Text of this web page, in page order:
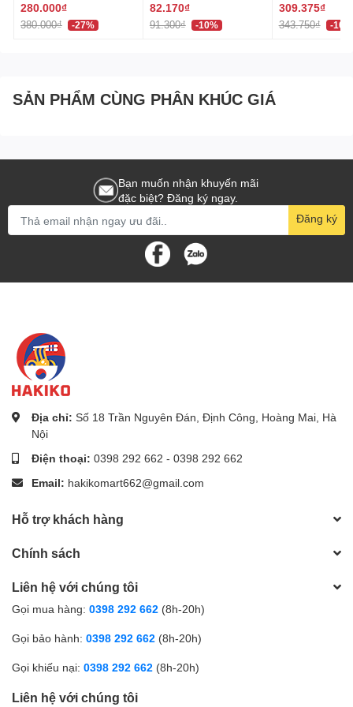
Bảo quản: Rửa sạch sau mỗi lần sử dụng, giữ hộp ở
nhập khẩu từ Nhật Bản
sản phẩm tiện ích, chất lượng cao, phù hợp với mọi nhu
cầu bảo quản thực phẩm và tổ chức không gian trong gia
Hộp Nhựa Nắp Bật Sanada 700ml Nhật Bản không chỉ
cung cấp giải pháp lưu trữ thực phẩm hiệu quả mà còn
chất lượng cao, góp phần nâng cao chất lượng cuộc sống
hàng ngày.
320ml 페브리즈 상쾌한
향
280.000₫
380.000₫ -27%
82.170₫
91.300₫ -10%
(60 Viên)
309.375₫
343.750₫ -10%
SẢN PHẨM CÙNG PHÂN KHÚC GIÁ
Bạn muốn nhận khuyến mãi
đặc biệt? Đăng ký ngay.
Đăng ký
Địa chỉ: Số 18 Trần Nguyên Đán, Định Công, Hoàng Mai, Hà
Nội
Điện thoại: 0398 292 662 - 0398 292 662
Email: hakikomart662@gmail.com
Hỗ trợ khách hàng
Chính sách
Liên hệ với chúng tôi
Gọi mua hàng: 0398 292 662 (8h-20h)
Gọi bảo hành: 0398 292 662 (8h-20h)
Gọi khiếu nại: 0398 292 662 (8h-20h)
Liên hệ với chúng tôi